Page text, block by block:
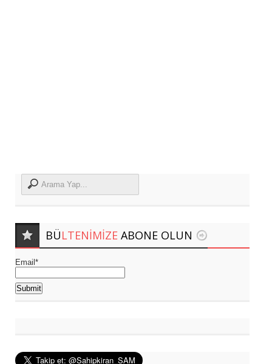
BÜLTENIMIZE ABONE OLUN
Email*